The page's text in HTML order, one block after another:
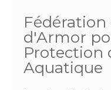
Fédération
d'Armor
Protection
Aquatique